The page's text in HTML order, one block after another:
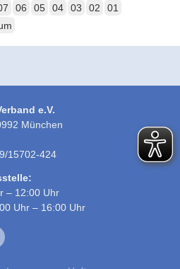
06 05 04 03 02
01
e.V.
München
15702-424
– 12:00 Uhr
Uhr – 16:00 Uhr